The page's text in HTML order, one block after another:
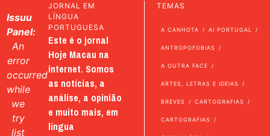
Issuu
Panel:
An
error
occurred
while
we
try
list
JORNAL EM
LÍNGUA
PORTUGUESA
Este é o jornal
Hoje Macau na
internet. Somos
as notícias, a
análise, a opinião
e muito mais, em
língua
TEMAS
A CANHOTA AI PORTUGAL
ANTROPOFOBIAS
A OUTRA FACE
ARTES, LETRAS E IDEIAS
BREVES CARTOGRAFIAS
CARTOGRAFIAS